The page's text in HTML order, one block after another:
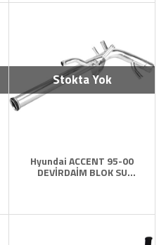
Stokta Yok
Hyundai ACCENT 95-00
DEVİRDAİM BLOK SU